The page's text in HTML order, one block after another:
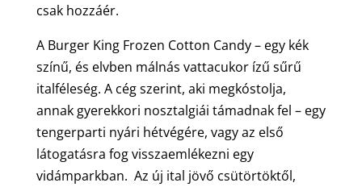
csak hozzáér.
A Burger King Frozen Cotton Candy – egy kék
színű, és elvben málnás vattacukor ízű sűrű
italféleség. A cég szerint, aki megkóstolja,
annak gyerekkori nosztalgiái támadnak fel – egy
tengerparti nyári hétvégére, vagy az első
látogatásra fog visszaemlékezni egy
vidámparkban. Az új ital jövő csütörtöktől,